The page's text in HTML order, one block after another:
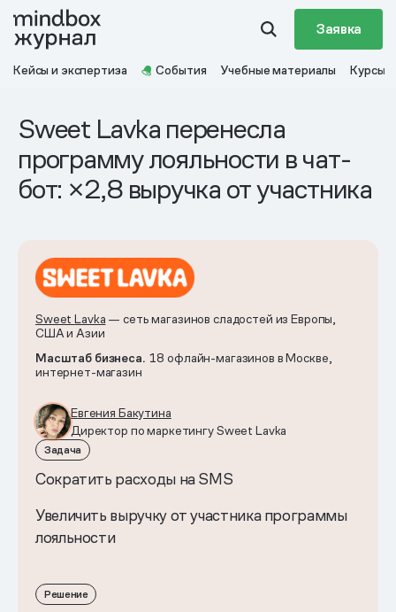
Заявка
Кейсы и экспертиза События Учебные материалы Курсы
Sweet Lavka перенесла
программу лояльности в чат-
бот: ×2,8 выручка от участника
SweetLavka — сеть магазинов сладостей из Европы,
США и Азии
Масштаб бизнеса.18 офлайн-магазинов в Москве,
интернет-магазин
Евгения Бакутина
Директор по маркетингу Sweet Lavka
Задача
Сократить расходы на SMS
Увеличить выручку от участника программы
лояльности
Решение